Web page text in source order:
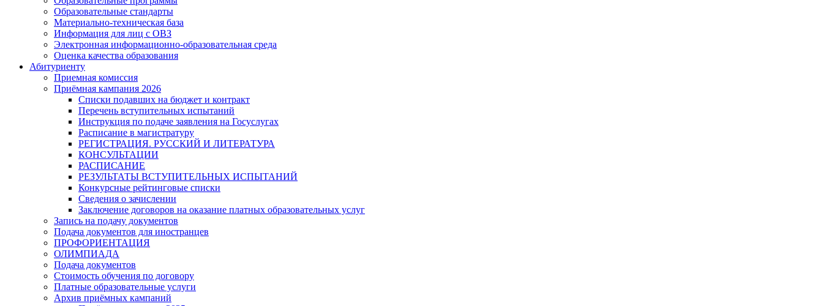
Образовательные стандарты
Материально-техническая база
Информация для лиц с ОВЗ
Электронная информационно-образовательная среда
Оценка качества образования
Абитуриенту
Приемная комиссия
Приёмная кампания 2026
Списки подавших на бюджет и контракт
Перечень вступительных испытаний
Инструкция по подаче заявления на Госуслугах
Расписание в магистратуру
РЕГИСТРАЦИЯ. РУССКИЙ И ЛИТЕРАТУРА
КОНСУЛЬТАЦИИ
РАСПИСАНИЕ
РЕЗУЛЬТАТЫ ВСТУПИТЕЛЬНЫХ ИСПЫТАНИЙ
Конкурсные рейтинговые списки
Сведения о зачислении
Заключение договоров на оказание платных образовательных услуг
Запись на подачу документов
Подача документов для иностранцев
ПРОФОРИЕНТАЦИЯ
ОЛИМПИАДА
Подача документов
Стоимость обучения по договору
Платные образовательные услуги
Архив приёмных кампаний